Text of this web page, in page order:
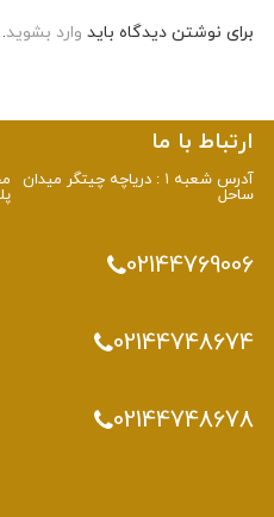
برای نوشتن دیدگاه بایدوارد بشوید.
ارتباط با ما
آدرس شعبه 1 : دریاچه چیتگر میدان
ساحل
02144769006
02144748674
02144748678